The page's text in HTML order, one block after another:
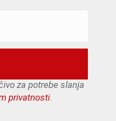
za potrebe slanja
privatnosti.